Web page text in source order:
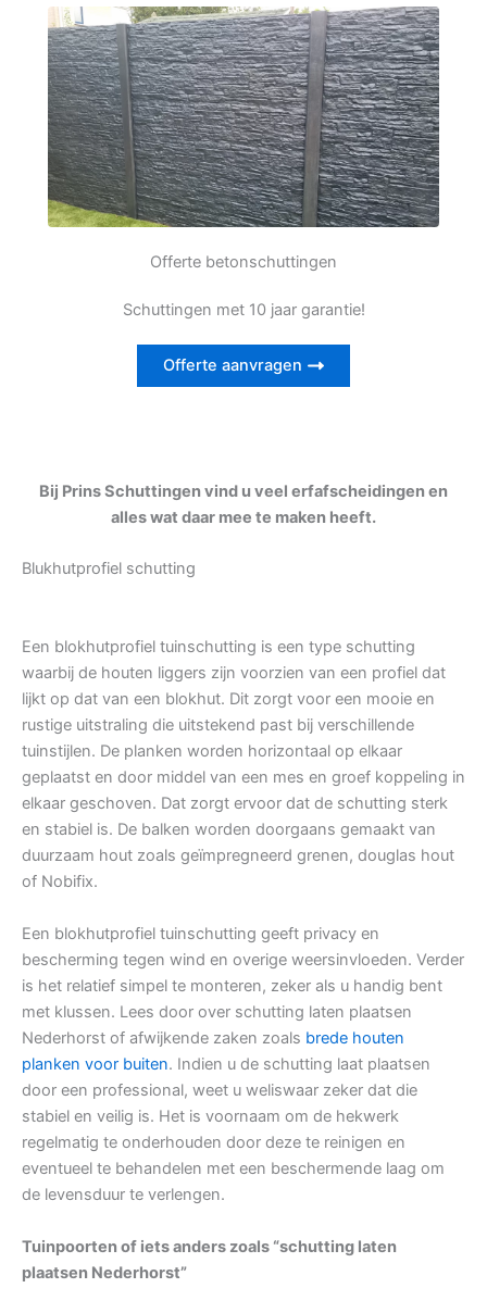
Offerte betonschuttingen
Schuttingen met 10 jaar garantie!
Offerte aanvragen
Bij Prins Schuttingen vind u veel erfafscheidingen en
alles wat daar mee te maken heeft.
Blukhutprofiel schutting
Een blokhutprofiel tuinschutting is een type schutting
waarbij de houten liggers zijn voorzien van een profiel dat
lijkt op dat van een blokhut. Dit zorgt voor een mooie en
rustige uitstraling die uitstekend past bij verschillende
tuinstijlen. De planken worden horizontaal op elkaar
geplaatst en door middel van een mes en groef koppeling in
elkaar geschoven. Dat zorgt ervoor dat de schutting sterk
en stabiel is. De balken worden doorgaans gemaakt van
duurzaam hout zoals geïmpregneerd grenen, douglas hout
of Nobifix.
Een blokhutprofiel tuinschutting geeft privacy en
bescherming tegen wind en overige weersinvloeden. Verder
is het relatief simpel te monteren, zeker als u handig bent
met klussen. Lees door over schutting laten plaatsen
Nederhorst of afwijkende zaken zoals brede houten
planken voor buiten. Indien u de schutting laat plaatsen
door een professional, weet u weliswaar zeker dat die
stabiel en veilig is. Het is voornaam om de hekwerk
regelmatig te onderhouden door deze te reinigen en
eventueel te behandelen met een beschermende laag om
de levensduur te verlengen.
Tuinpoorten of iets anders zoals “schutting laten
plaatsen Nederhorst”